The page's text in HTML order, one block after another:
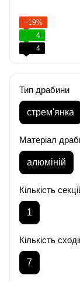
−19%
4
4
Тип драбини
стрем'янка
Матеріал
алюміній
Кількість
1
Кількість
7